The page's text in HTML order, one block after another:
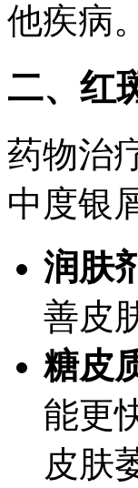
他疾病。
二、红
药物治
中度银
润肤
善皮
糖皮
能更
皮肤